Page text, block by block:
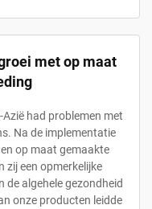
met op maat
had problemen met
Na de implementatie
op maat gemaakte
zij een opmerkelijke
de algehele gezondheid
onze producten leidde